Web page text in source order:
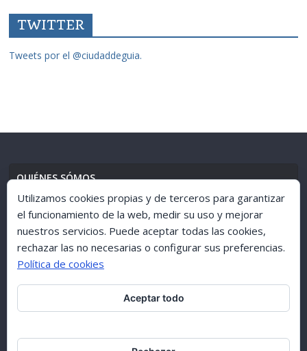
TWITTER
Tweets por el @ciudaddeguia.
QUIÉNES SÓMOS
AVISO LEGAL// POLÍTICA DE PRIVACIDAD
ARCHIVO 1998-2015
Utilizamos cookies propias y de terceros para garantizar
el funcionamiento de la web, medir su uso y mejorar
nuestros servicios. Puede aceptar todas las cookies,
rechazar las no necesarias o configurar sus preferencias.
Política de cookies
Aceptar todo